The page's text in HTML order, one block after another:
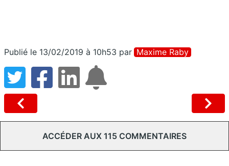
Publié le 13/02/2019 à 10h53 par Maxime Raby
ACCÉDER AUX 115 COMMENTAIRES